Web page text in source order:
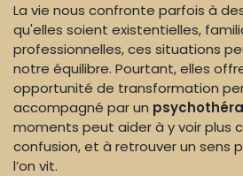
La vie nous confronte parfois à
qu'elles soient existentielles,
professionnelles, ces situations
notre équilibre. Pourtant, elles
opportunité de transformation
accompagné par un
moments peut aider à y voir plus
confusion, et à retrouver un sens
l’on vit.